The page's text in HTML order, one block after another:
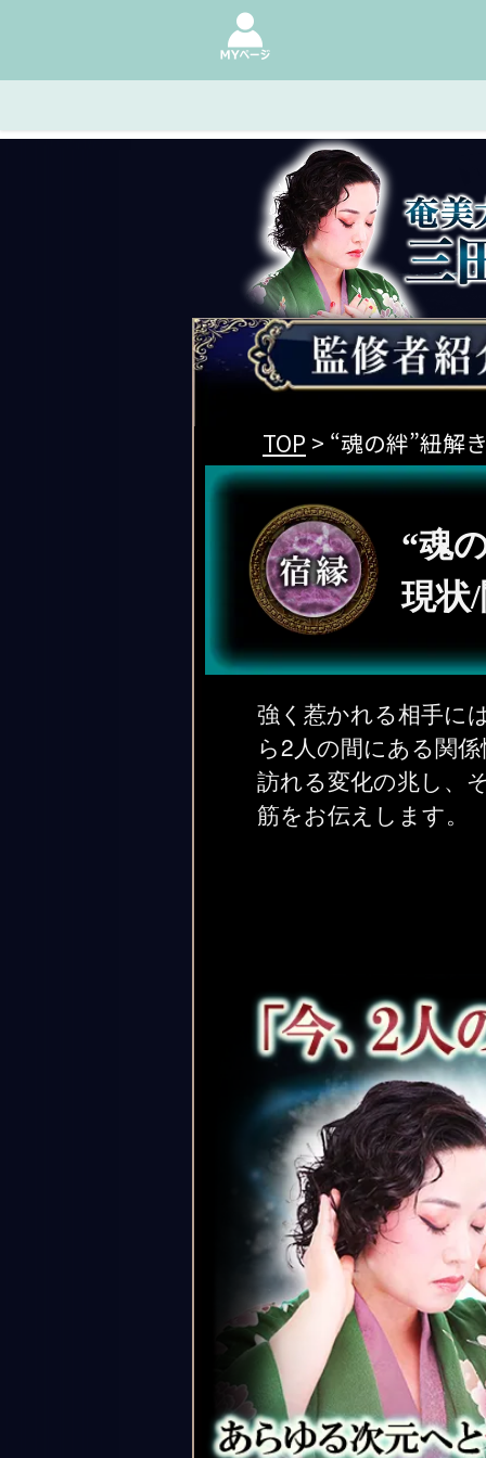
TOP > “魂の絆”紐解
“魂
現状
強く惹かれる相手に
ら2人の間にある関
訪れる変化の兆し、
筋をお伝えします。